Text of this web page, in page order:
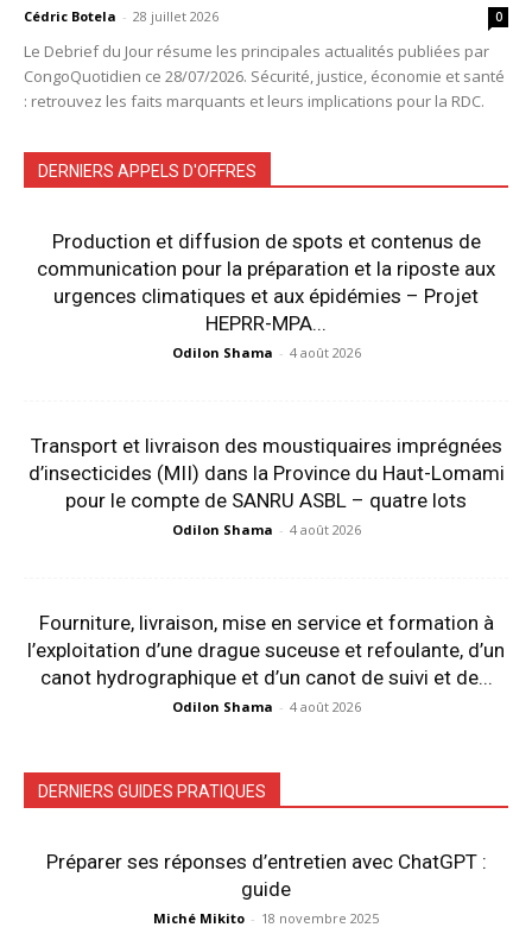
Cédric Botela - 28 juillet 2026 0
Le Debrief du Jour résume les principales actualités publiées par
CongoQuotidien ce 28/07/2026. Sécurité, justice, économie et santé
: retrouvez les faits marquants et leurs implications pour la RDC.
DERNIERS APPELS D'OFFRES
Production et diffusion de spots et contenus de
communication pour la préparation et la riposte aux
urgences climatiques et aux épidémies – Projet
HEPRR-MPA...
Odilon Shama - 4 août 2026
Transport et livraison des moustiquaires imprégnées
d’insecticides (MII) dans la Province du Haut-Lomami
pour le compte de SANRU ASBL – quatre lots
Odilon Shama - 4 août 2026
Fourniture, livraison, mise en service et formation à
l’exploitation d’une drague suceuse et refoulante, d’un
canot hydrographique et d’un canot de suivi et de...
Odilon Shama - 4 août 2026
DERNIERS GUIDES PRATIQUES
Préparer ses réponses d’entretien avec ChatGPT :
guide
Miché Mikito - 18 novembre 2025